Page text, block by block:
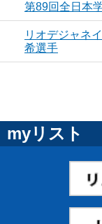
第89回全日本
リオデジャネ
希選手
myリスト